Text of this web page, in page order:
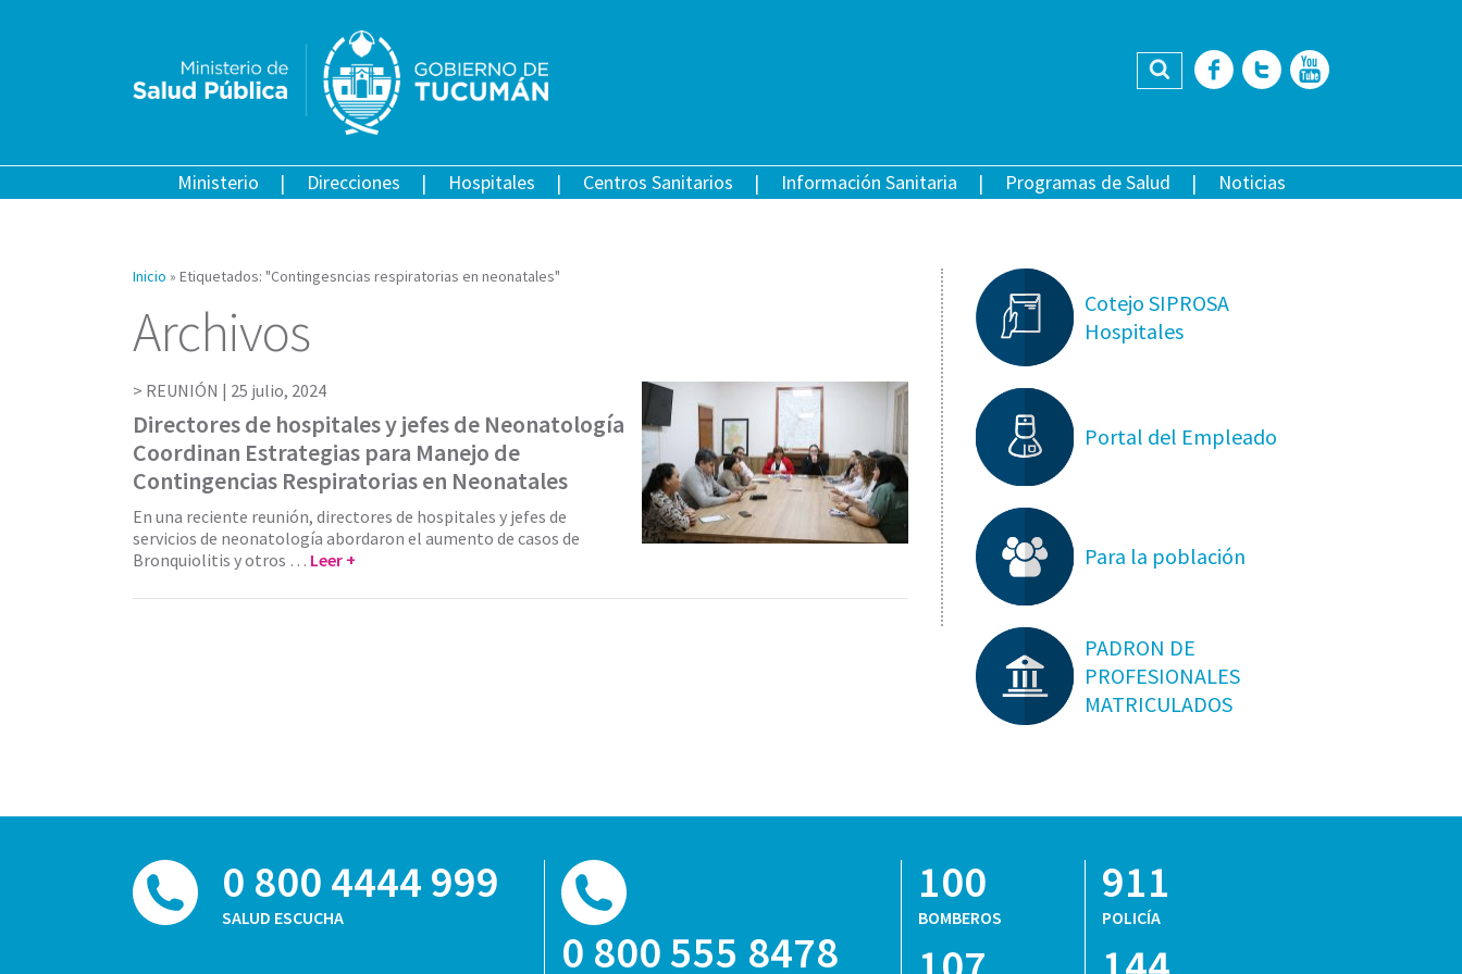
Buscar Facebook
Twitter
Ministerio Direcciones Hospitales Centros Sanitarios Información Sanitaria Programas de Salud Noticias
Inicio » Etiquetados: "Contingesncias respiratorias en neonatales"
Archivos
REUNIÓN | 25 julio, 2024
Directores de hospitales y jefes de Neonatología
Coordinan Estrategias para Manejo de
Contingencias Respiratorias en Neonatales
En una reciente reunión, directores de hospitales y jefes de
servicios de neonatología abordaron el aumento de casos de
Bronquiolitis y otros … Leer +
Cotejo SIPROSA
Hospitales
Portal del Empleado
Para la población
PADRON DE
PROFESIONALES
MATRICULADOS
0 800 4444 999
SALUD ESCUCHA
0 800 555 8478
100
BOMBEROS
911
POLICÍA